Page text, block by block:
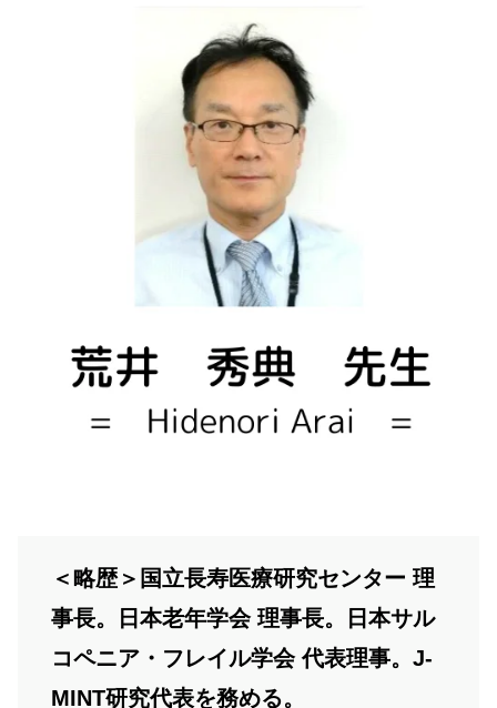
＜略歴＞国立長寿医療研究センター 理
事長。日本老年学会 理事長。日本サル
コペニア・フレイル学会 代表理事。J-
MINT研究代表を務める。